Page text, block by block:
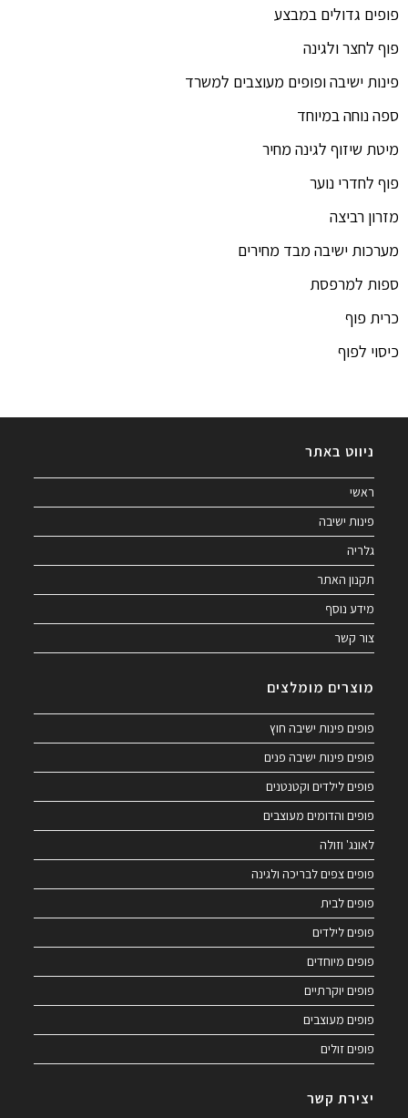
פופים גדולים במבצע
פוף לחצר ולגינה
פינות ישיבה ופופים מעוצבים למשרד
ספה נוחה במיוחד
מיטת שיזוף לגינה מחיר
פוף לחדרי נוער
מזרון רביצה
מערכות ישיבה מבד מחירים
ספות למרפסת
כרית פוף
כיסוי לפוף
ניווט באתר
ראשי
פינות ישיבה
גלריה
תקנון האתר
מידע נוסף
צור קשר
מוצרים מומלצים
פופים פינות ישיבה חוץ
פופים פינות ישיבה פנים
פופים לילדים וקטנטנים
פופים והדומים מעוצבים
לאונג' וזולה
פופים צפים לבריכה ולגינה
פופים לבית
פופים לילדים
פופים מיוחדים
פופים יוקרתיים
פופים מעוצבים
פופים זולים
יצירת קשר